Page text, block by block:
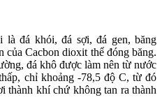
đá khói, đá sợi, đá gen, băng
của Cacbon dioxit thể đóng băng.
đá khô được làm nên từ nước
chỉ khoảng -78,5 độ C, từ đó
thành khí chứ không tan ra thành